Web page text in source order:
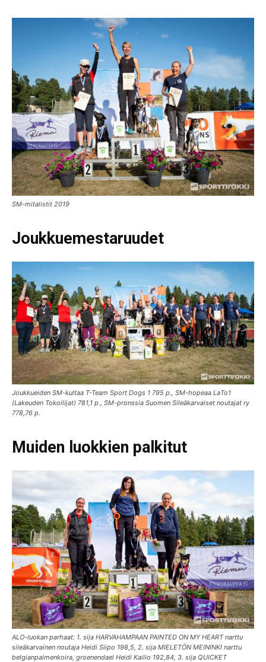
SM-mitalistit 2019
Joukkuemestaruudet
Joukkueiden SM-kultaa T-Team Sport Dogs 1 795 p., SM-hopeaa LaTo1
(Lakeuden Tokoilijat) 781,1 p., SM-pronssia Suomen Sileäkarvaiset noutajat ry
778,76 p.
Muiden luokkien palkitut
ALO-luokan parhaat: 1. sija HARVAHAMPAAN PAINTED ON MY HEART narttu
sileäkarvainen noutaja Heidi Siipo 198,5, 2. sija MIELETÖN MEININKI narttu
belgianpaimenkoira, groenendael Heidi Kailio 192,84, 3. sija QUICKET